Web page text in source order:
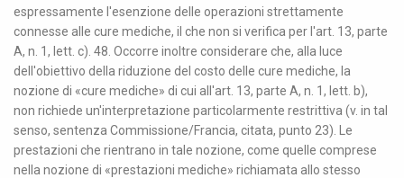
espressamente l'esenzione delle operazioni strettamente
connesse alle cure mediche, il che non si verifica per l'art. 13, parte
A, n. 1, lett. c). 48. Occorre inoltre considerare che, alla luce
dell'obiettivo della riduzione del costo delle cure mediche, la
nozione di «cure mediche» di cui all'art. 13, parte A, n. 1, lett. b),
non richiede un'interpretazione particolarmente restrittiva (v. in tal
senso, sentenza Commissione/Francia, citata, punto 23). Le
prestazioni che rientrano in tale nozione, come quelle comprese
nella nozione di «prestazioni mediche» richiamata allo stesso